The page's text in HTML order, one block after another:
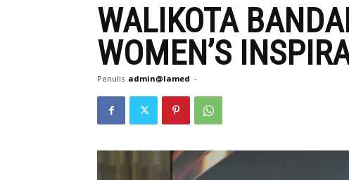
WALIKOTA
WOMEN’S
Penulis admin@lamed -